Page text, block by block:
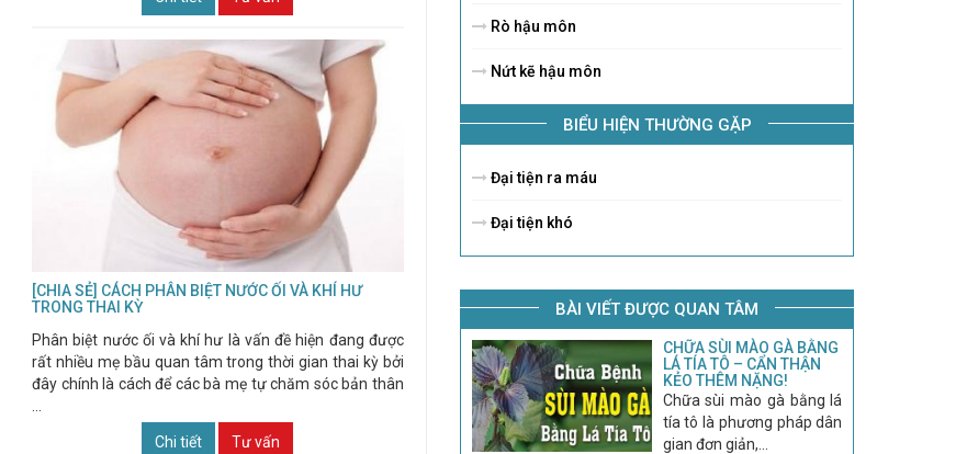
[CHIA SẺ] CÁCH PHÂN BIỆT NƯỚC ỐI VÀ KHÍ HƯ
TRONG THAI KỲ
Phân biệt nước ối và khí hư là vấn đề hiện đang được
rất nhiều mẹ bầu quan tâm trong thời gian thai kỳ bởi
đây chính là cách để các bà mẹ tự chăm sóc bản thân
Chi tiết Tư vấn
Rò hậu môn
Nứt kẽ hậu môn
BIỂU HIỆN THƯỜNG GẶP
Đại tiện ra máu
Đại tiện khó
BÀI VIẾT ĐƯỢC QUAN TÂM
CHỮA SÙI MÀO GÀ BẰNG
LÁ TÍA TÔ – CẨN THẬN
KẺO THÊM NẶNG!
Chữa sùi mào gà bằng lá
tía tô là phương pháp dân
gian đơn giản,...